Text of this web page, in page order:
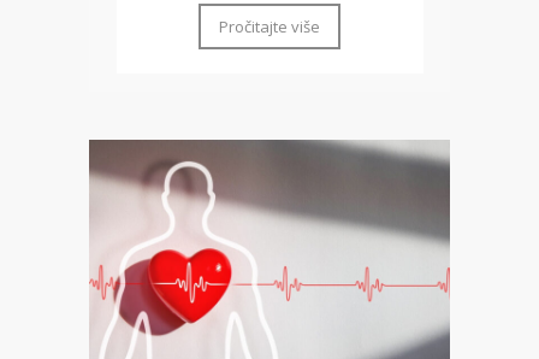
Pročitajte više